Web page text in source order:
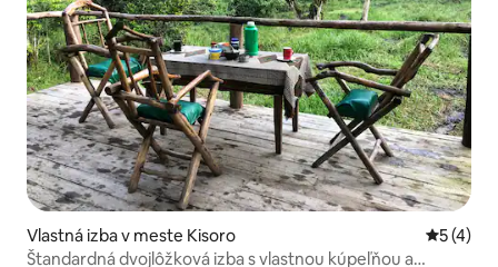
Vlastná izba v meste Kisoro
5 (4)
Štandardná dvojlôžková izba s vlastnou kúpeľňou a